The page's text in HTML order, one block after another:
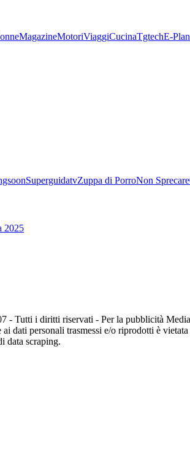
MagazineMotoriViaggiCucinaTgtechE-
SuperguidatvZuppa di PorroNon Sprecare
2025
- Tutti i diritti riservati - Per la pubblicità
dati personali trasmessi e/o riprodotti è
data scraping.